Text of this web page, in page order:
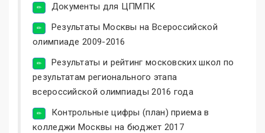
Документы для ЦПМПК
Результаты Москвы на Всероссийской
олимпиаде 2009-2016
Результаты и рейтинг московских школ по
результатам регионального этапа
всероссийской олимпиады 2016 года
Контрольные цифры (план) приема в
колледжи Москвы на бюджет 2017